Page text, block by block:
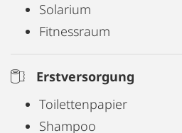
Solarium
Fitnessraum
Erstversorgung
Toilettenpapier
Shampoo